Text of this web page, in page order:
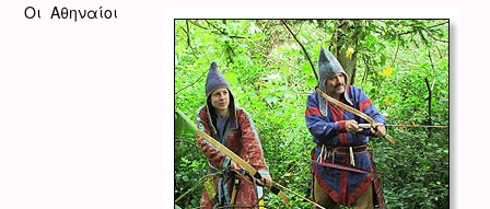
Oι Αθηναίοι